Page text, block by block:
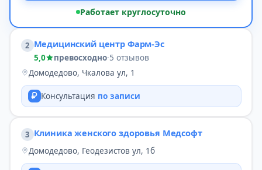
Работает круглосуточно
2 Медицинский центр Фарм-Эс
5,0 превосходно·5 отзывов
Домодедово, Чкалова ул, 1
Консультация по записи
3 Клиника женского здоровья Медсофт
Домодедово, Геодезистов ул, 1б